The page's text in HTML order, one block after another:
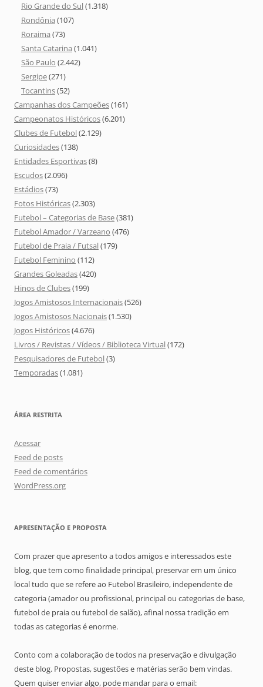
Rio Grande do Sul(1.318)
Rondônia (107)
Roraima (73)
Santa Catarina (1.041)
São Paulo (2.442)
Sergipe(271)
Tocantins(52)
Campanhas dos Campeões(161)
Campeonatos Históricos(6.201)
Clubes de Futebol(2.129)
Curiosidades(138)
Entidades Esportivas(8)
Escudos(2.096)
Estádios(73)
Fotos Históricas(2.303)
Futebol – Categorias de Base(381)
Futebol Amador / Varzeano (476)
Futebol de Praia / Futsal(179)
Futebol Feminino (112)
Grandes Goleadas(420)
Hinos de Clubes(199)
Jogos Amistosos Internacionais(526)
Jogos Amistosos Nacionais(1.530)
Jogos Históricos(4.676)
Livros / Revistas / Vídeos / Biblioteca Virtual(172)
Pesquisadores de Futebol(3)
Temporadas(1.081)
ÁREA RESTRITA
Acessar
Feed de posts
Feed de comentários
WordPress.org
APRESENTAÇÃO E PROPOSTA
Com prazer que apresento a todos amigos e interessados este
blog, que tem como finalidade principal, preservar em um único
local tudo que se refere ao Futebol Brasileiro, independente de
categoria (amador ou profissional, principal ou categorias de base,
futebol de praia ou futebol de salão), afinal nossa tradição em
todas as categorias é enorme.
Conto com a colaboração de todos na preservação e divulgação
deste blog. Propostas, sugestões e matérias serão bem vindas.
Quem quiser enviar algo, pode mandar para o email: